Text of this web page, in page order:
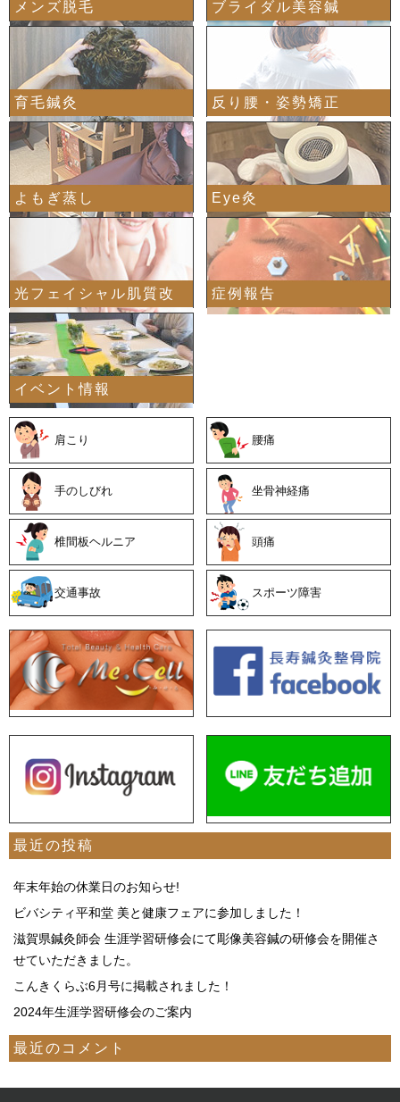
メンズ脱毛 ブライダル美容鍼
育毛鍼灸 反り腰・姿勢矯正
よもぎ蒸し Eye灸
光フェイシャル肌質改
善
症例報告
イベント情報
肩こり 腰痛
手のしびれ 坐骨神経痛
椎間板ヘルニア 頭痛
交通事故 スポーツ障害
最近の投稿
年末年始の休業日のお知らせ!
ビバシティ平和堂 美と健康フェアに参加しました！
滋賀県鍼灸師会 生涯学習研修会にて彫像美容鍼の研修会を開催さ
せていただきました。
こんきくらぶ6月号に掲載されました！
2024年生涯学習研修会のご案内
最近のコメント